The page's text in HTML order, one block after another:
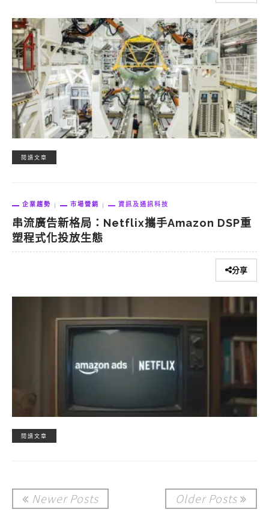
閱讀文章
企業趨勢 市場營銷 資訊及通訊科技
串流廣告新格局：Netflix攜手Amazon DSP重
塑程式化投放生態
分享
閱讀文章
Older Posts
Newer Posts